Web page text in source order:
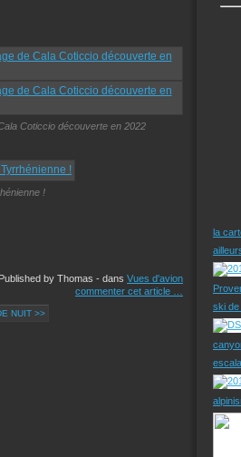
Coticcio découverte en 2022
!
Published by Thomas - dans Vues d'avion
commenter cet article
NUIT >>
la
ski de